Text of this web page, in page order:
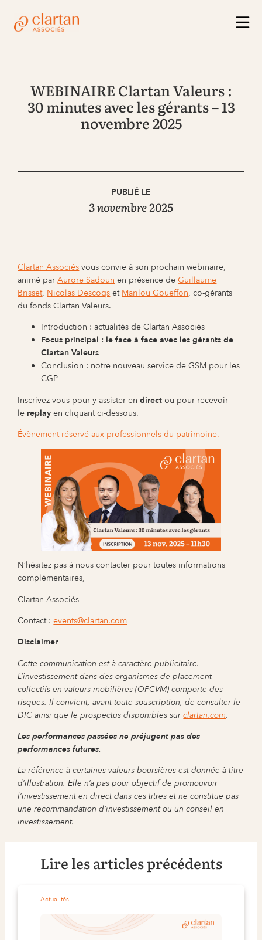
WEBINAIRE Clartan Valeurs :
30 minutes avec les gérants – 13
novembre 2025
PUBLIÉ LE
3 novembre 2025
Clartan Associés vous convie à son prochain webinaire,
animé parAurore Sadoun en présence deGuillaume
Brisset, Nicolas Descoqs et Marilou Goueffon, co-gérants
du fonds Clartan Valeurs.
Introduction : actualités de Clartan Associés
Focus principal : le face à face avec les gérants de
Clartan Valeurs
Conclusion : notre nouveau service de GSM pour les
CGP
Inscrivez-vous pour y assister endirectou pour recevoir
le replay en cliquant ci-dessous.
Évènement réservé aux professionnels du patrimoine.
N’hésitez pas à nous contacter pour toutes informations
complémentaires,
Clartan Associés
Contact :events@clartan.com
Disclaimer
Cette communication est à caractère publicitaire.
L’investissement dans des organismes de placement
collectifs en valeurs mobilières (OPCVM) comporte des
risques. Il convient, avant toute souscription, de consulter le
DIC ainsi que le prospectus disponibles surclartan.com.
Les performances passées ne préjugent pas des
performances futures.
La référence à certaines valeurs boursières est donnée à titre
d’illustration. Elle n’a pas pour objectif de promouvoir
l’investissement en direct dans ces titres et ne constitue pas
une recommandation d’investissement ou un conseil en
investissement.
Lire les articles précédents
Actualités